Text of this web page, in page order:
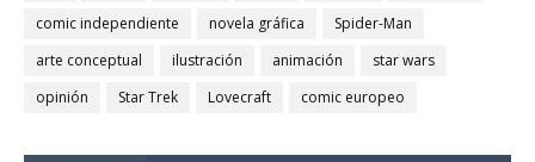
comic independiente
novela gráfica
Spider-Man
arte conceptual
ilustración animación
star wars
opinión
Star Trek Lovecraft comic europeo